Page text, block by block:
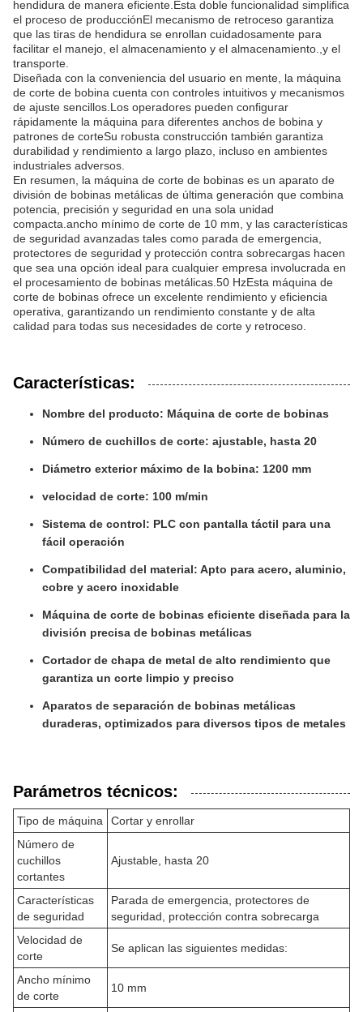
hendidura de manera eficiente.Esta doble funcionalidad simplifica
el proceso de producciónEl mecanismo de retroceso garantiza
que las tiras de hendidura se enrollan cuidadosamente para
facilitar el manejo, el almacenamiento y el almacenamiento.,y el
transporte.
Diseñada con la conveniencia del usuario en mente, la máquina
de corte de bobina cuenta con controles intuitivos y mecanismos
de ajuste sencillos.Los operadores pueden configurar
rápidamente la máquina para diferentes anchos de bobina y
patrones de corteSu robusta construcción también garantiza
durabilidad y rendimiento a largo plazo, incluso en ambientes
industriales adversos.
En resumen, la máquina de corte de bobinas es un aparato de
división de bobinas metálicas de última generación que combina
potencia, precisión y seguridad en una sola unidad
compacta.ancho mínimo de corte de 10 mm, y las características
de seguridad avanzadas tales como parada de emergencia,
protectores de seguridad y protección contra sobrecargas hacen
que sea una opción ideal para cualquier empresa involucrada en
el procesamiento de bobinas metálicas.50 HzEsta máquina de
corte de bobinas ofrece un excelente rendimiento y eficiencia
operativa, garantizando un rendimiento constante y de alta
calidad para todas sus necesidades de corte y retroceso.
Características:
Nombre del producto: Máquina de corte de bobinas
Número de cuchillos de corte: ajustable, hasta 20
Diámetro exterior máximo de la bobina: 1200 mm
velocidad de corte: 100 m/min
Sistema de control: PLC con pantalla táctil para una
fácil operación
Compatibilidad del material: Apto para acero, aluminio,
cobre y acero inoxidable
Máquina de corte de bobinas eficiente diseñada para la
división precisa de bobinas metálicas
Cortador de chapa de metal de alto rendimiento que
garantiza un corte limpio y preciso
Aparatos de separación de bobinas metálicas
duraderas, optimizados para diversos tipos de metales
Parámetros técnicos:
Tipo de máquina
Cortar y enrollar
Número de
cuchillos
cortantes
Ajustable, hasta 20
Características
de seguridad
Parada de emergencia, protectores de
seguridad, protección contra sobrecarga
Velocidad de
corte
Se aplican las siguientes medidas:
Ancho mínimo
de corte
10 mm